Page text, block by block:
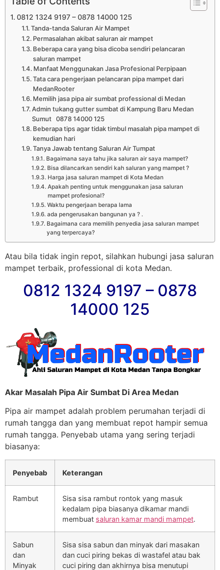
0812 1324 9197 – 0878 14000 125
Tanda-tanda Saluran Air Mampet
Permasalahan akibat saluran air mampet
Beberapa cara yang bisa dicoba sendiri pelancaran
saluran mampet
Manfaat Menggunakan Jasa Profesional Perpipaan
Tata cara pengerjaan pelancaran pipa mampet dari
MedanRooter
Memilih jasa pipa air sumbat professional di Medan
Admin tukang gutter sumbat di Kampung Baru Medan
Sumut 0878 14000 125
Beberapa tips agar tidak timbul masalah pipa mampet di
kemudian hari
Tanya Jawab tentang Saluran Air Tumpat
Bagaimana saya tahu jika saluran air saya mampet?
Bisa dilancarkan sendiri kah saluran yang mampet ?
Harga jasa saluran mampet di Kota Medan
Apakah penting untuk menggunakan jasa saluran
mampet profesional?
Waktu pengerjaan berapa lama
ada pengerusakan bangunan ya ? .
Bagaimana cara memilih penyedia jasa saluran mampet
yang terpercaya?
Atau bila tidak ingin repot, silahkan hubungi jasa saluran
mampet terbaik, professional di kota Medan.
0812 1324 9197 – 0878
14000 125
Akar Masalah Pipa Air Sumbat Di Area Medan
Pipa air mampet adalah problem perumahan terjadi di
rumah tangga dan yang membuat repot hampir semua
rumah tangga. Penyebab utama yang sering terjadi
biasanya:
Penyebab Keterangan
Rambut
Sisa sisa rambut rontok yang masuk
kedalam pipa biasanya dikamar mandi
membuat saluran kamar mandi mampet.
Sabun
dan
Minyak
Sisa sisa sabun dan minyak dari masakan
dan cuci piring bekas di wastafel atau bak
cuci piring dan akhirnya bisa menutupi